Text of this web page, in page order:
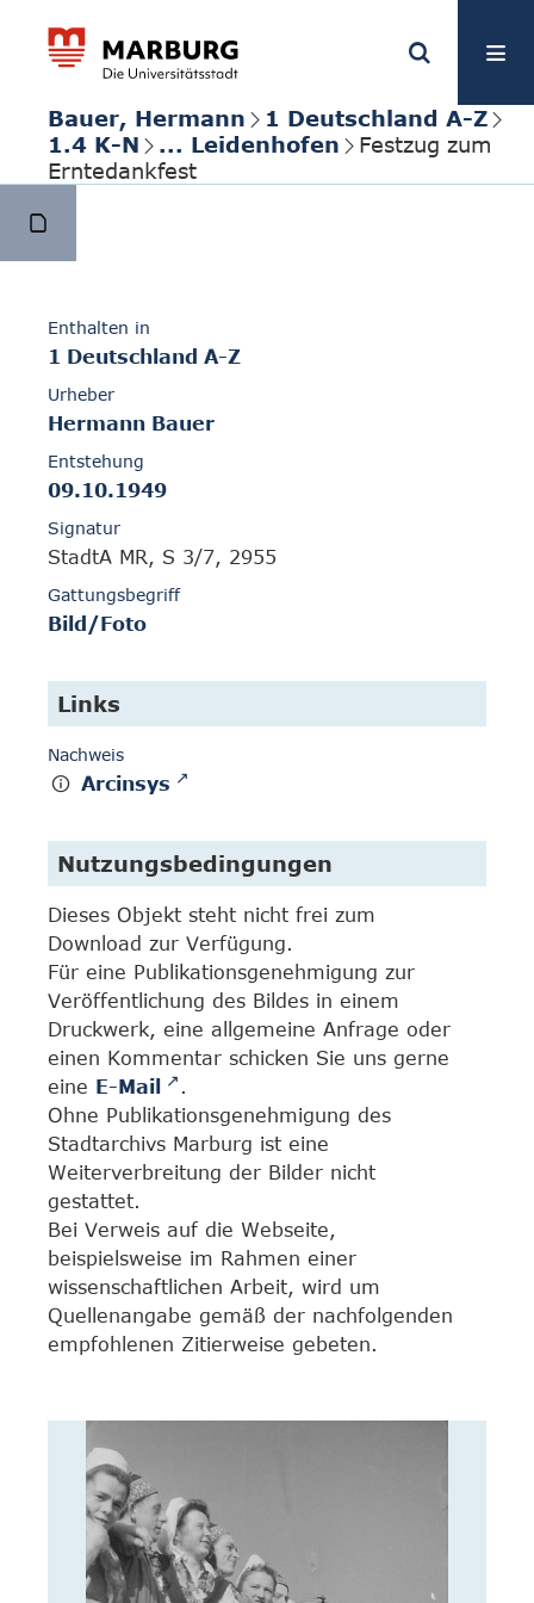
Bauer, Hermann
1 Deutschland A-Z
1.4 K-N
... Leidenhofen
Festzug zum
Erntedankfest
Enthalten in
1 Deutschland A-Z
Urheber
Hermann Bauer
Entstehung
09.10.1949
Signatur
StadtA MR, S 3/7, 2955
Gattungsbegriff
Bild/Foto
Links
Nachweis
Arcinsys
Nutzungsbedingungen
Dieses Objekt steht nicht frei zum
Download zur Verfügung.
Für eine Publikationsgenehmigung zur
Veröffentlichung des Bildes in einem
Druckwerk, eine allgemeine Anfrage oder
einen Kommentar schicken Sie uns gerne
eine E-Mail
.
Ohne Publikationsgenehmigung des
Stadtarchivs Marburg ist eine
Weiterverbreitung der Bilder nicht
gestattet.
Bei Verweis auf die Webseite,
beispielsweise im Rahmen einer
wissenschaftlichen Arbeit, wird um
Quellenangabe gemäß der nachfolgenden
empfohlenen Zitierweise gebeten.